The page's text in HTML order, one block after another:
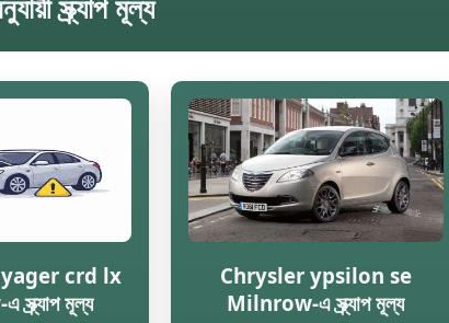
স্ক্র্যাপ মূল্য
crd lx
মূল্য
Chrysler ypsilon se
Milnrow-এ স্ক্র্যাপ মূল্য